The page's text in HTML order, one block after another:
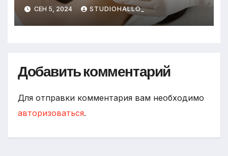
СЕН 5, 2024 STUDIOHALLO_
Добавить комментарий
Для отправки комментария вам необходимо
авторизоваться.